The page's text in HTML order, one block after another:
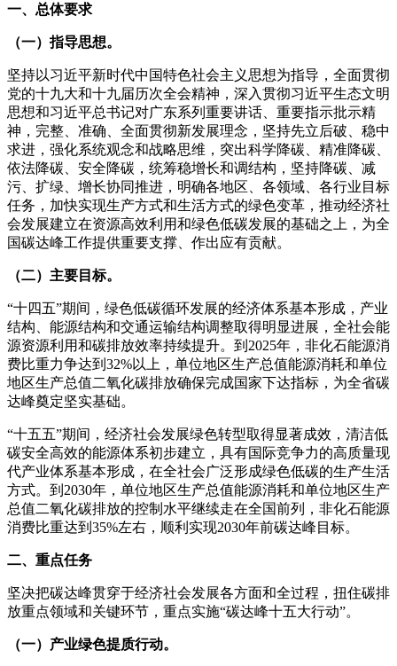
一、总体要求
（一）指导思想。
坚持以习近平新时代中国特色社会主义思想为指导，全面贯彻
党的十九大和十九届历次全会精神，深入贯彻习近平生态文明
思想和习近平总书记对广东系列重要讲话、重要指示批示精
神，完整、准确、全面贯彻新发展理念，坚持先立后破、稳中
求进，强化系统观念和战略思维，突出科学降碳、精准降碳、
依法降碳、安全降碳，统筹稳增长和调结构，坚持降碳、减
污、扩绿、增长协同推进，明确各地区、各领域、各行业目标
任务，加快实现生产方式和生活方式的绿色变革，推动经济社
会发展建立在资源高效利用和绿色低碳发展的基础之上，为全
国碳达峰工作提供重要支撑、作出应有贡献。
（二）主要目标。
“十四五”期间，绿色低碳循环发展的经济体系基本形成，产业
结构、能源结构和交通运输结构调整取得明显进展，全社会能
源资源利用和碳排放效率持续提升。到2025年，非化石能源消
费比重力争达到32%以上，单位地区生产总值能源消耗和单位
地区生产总值二氧化碳排放确保完成国家下达指标，为全省碳
达峰奠定坚实基础。
“十五五”期间，经济社会发展绿色转型取得显著成效，清洁低
碳安全高效的能源体系初步建立，具有国际竞争力的高质量现
代产业体系基本形成，在全社会广泛形成绿色低碳的生产生活
方式。到2030年，单位地区生产总值能源消耗和单位地区生产
总值二氧化碳排放的控制水平继续走在全国前列，非化石能源
消费比重达到35%左右，顺利实现2030年前碳达峰目标。
二、重点任务
坚决把碳达峰贯穿于经济社会发展各方面和全过程，扭住碳排
放重点领域和关键环节，重点实施“碳达峰十五大行动”。
（一）产业绿色提质行动。